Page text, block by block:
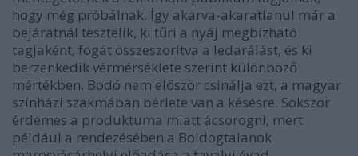
hogy még próbálnak. Így akarva-akaratlanul már a
bejáratnál tesztelik, ki tűri a nyáj megbízható
tagjaként, fogát összeszorítva a ledarálást, és ki
berzenkedik vérmérséklete szerint különböző
mértékben. Bodó nem először csinálja ezt, a magyar
színházi szakmában bérlete van a késésre. Sokszor
érdemes a produktuma miatt ácsorogni, mert
például a rendezésében a Boldogtalanok